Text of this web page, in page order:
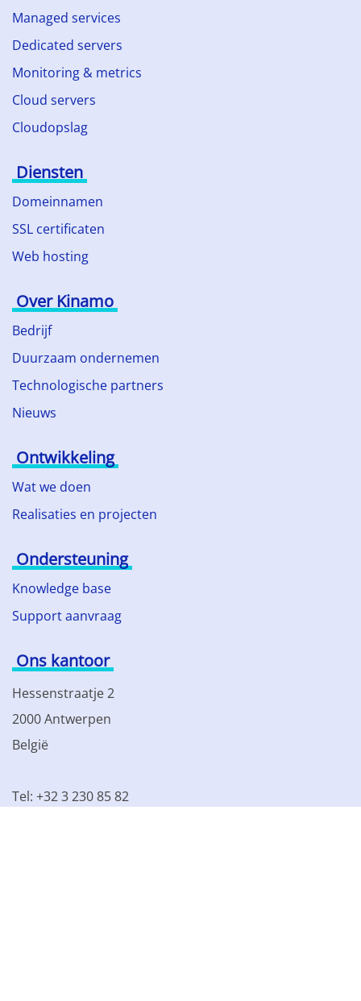
Managed services
Dedicated servers
Monitoring & metrics
Cloud servers
Cloudopslag
Diensten
Domeinnamen
SSL certificaten
Web hosting
Over Kinamo
Bedrijf
Duurzaam ondernemen
Technologische partners
Nieuws
Ontwikkeling
Wat we doen
Realisaties en projecten
Ondersteuning
Knowledge base
Support aanvraag
Ons kantoor
Hessenstraatje 2
2000 Antwerpen
België
Tel: +32 3 230 85 82